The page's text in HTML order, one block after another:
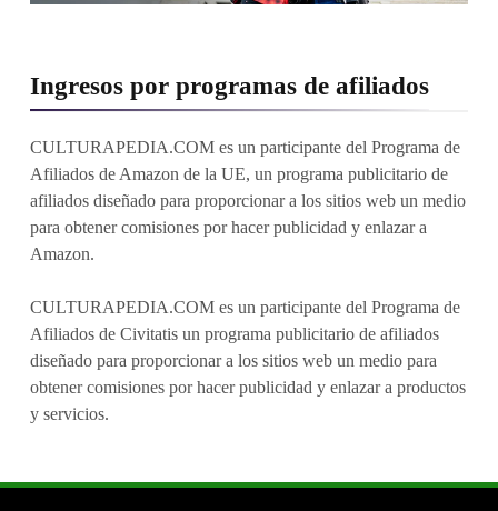
Ingresos por programas de afiliados
CULTURAPEDIA.COM es un participante del Programa de
Afiliados de Amazon de la UE, un programa publicitario de
afiliados diseñado para proporcionar a los sitios web un medio
para obtener comisiones por hacer publicidad y enlazar a
Amazon.
CULTURAPEDIA.COM es un participante del Programa de
Afiliados de Civitatis un programa publicitario de afiliados
diseñado para proporcionar a los sitios web un medio para
obtener comisiones por hacer publicidad y enlazar a productos
y servicios.